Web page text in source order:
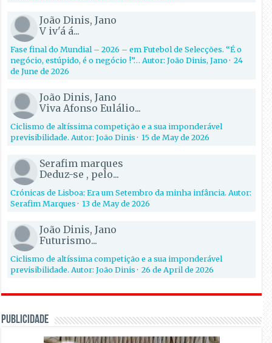
João Dinis, Jano
V iv'á á...
Fase final do Mundial – 2026 – em Futebol de Selecções. “É o
negócio, estúpido, é o negócio !”… Autor: João Dinis, Jano·24
de June de 2026
João Dinis, Jano
Viva Afonso Eulálio...
Ciclismo de altíssima competição e a sua imponderável
previsibilidade. Autor: João Dinis·15 de May de 2026
Serafim marques
Deduz-se , pelo...
Crónicas de Lisboa: Era um Setembro da minha infância. Autor:
Serafim Marques·13 de May de 2026
João Dinis, Jano
Futurismo...
Ciclismo de altíssima competição e a sua imponderável
previsibilidade. Autor: João Dinis·26 de April de 2026
PUBLICIDADE